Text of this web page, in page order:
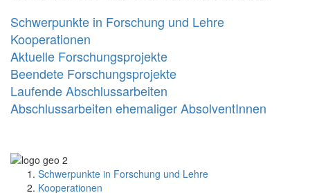
Schwerpunkte in Forschung und Lehre
Kooperationen
Aktuelle Forschungsprojekte
Beendete Forschungsprojekte
Laufende Abschlussarbeiten
Abschlussarbeiten ehemaliger AbsolventInnen
Schwerpunkte in Forschung und Lehre
Kooperationen